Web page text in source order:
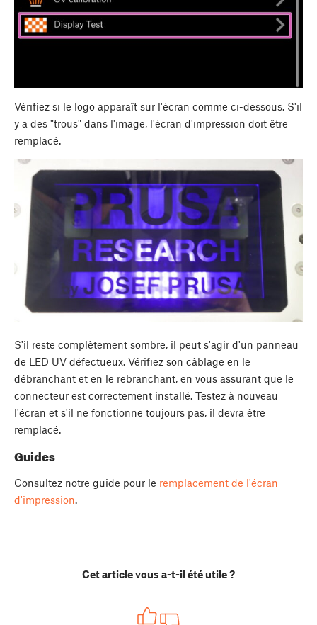
Vérifiez si le logo apparaît sur l'écran comme ci-dessous. S'il
y a des "trous" dans l'image, l'écran d'impression doit être
remplacé.
S'il reste complètement sombre, il peut s'agir d'un panneau
de LED UV défectueux. Vérifiez son câblage en le
débranchant et en le rebranchant, en vous assurant que le
connecteur est correctement installé. Testez à nouveau
l'écran et s'il ne fonctionne toujours pas, il devra être
remplacé.
Guides
Consultez notre guide pour le remplacement de l'écran
d'impression.
Cet article vous a-t-il été utile ?